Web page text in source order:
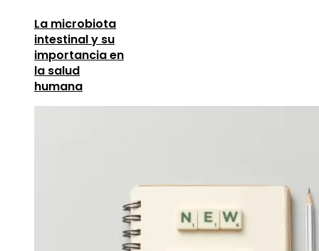
La microbiota
intestinal y su
importancia en
la salud
humana